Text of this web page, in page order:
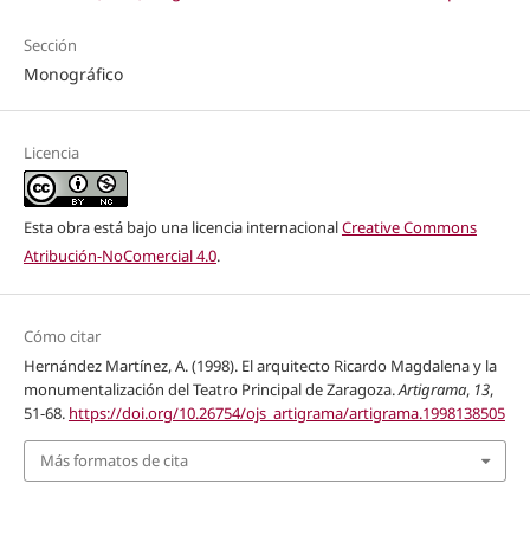
Sección
Monográfico
Licencia
Esta obra está bajo una licencia internacionalCreative Commons
Atribución-NoComercial 4.0.
Cómo citar
Hernández Martínez, A. (1998). El arquitecto Ricardo Magdalena y la
monumentalización del Teatro Principal de Zaragoza.Artigrama, 13,
51-68. https://doi.org/10.26754/ojs_artigrama/artigrama.1998138505
Más formatos de cita